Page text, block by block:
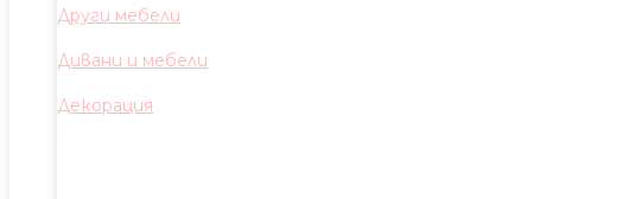
Други мебели
Дивани и мебели
Декорация